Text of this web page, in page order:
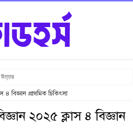
উত্তর
৪ বিজ্ঞান প্রাথমিক চিকিৎসা
২০২৫ ক্লাস ৪ বিজ্ঞান